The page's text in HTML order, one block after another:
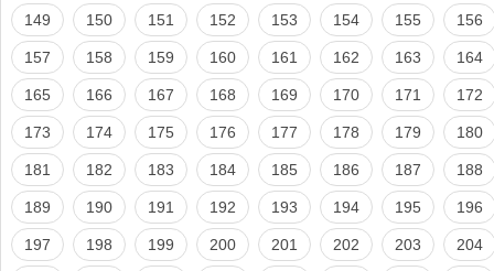
149 150 151 152 153 154 155 156
157 158 159 160 161 162 163 164
165 166 167 168 169 170 171 172
173 174 175 176 177 178 179 180
181 182 183 184 185 186 187 188
189 190 191 192 193 194 195 196
197 198 199 200 201 202 203 204